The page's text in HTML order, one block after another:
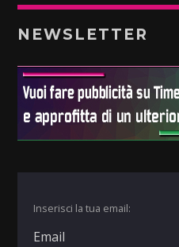
NEWSLETTER
Inserisci la tua email: